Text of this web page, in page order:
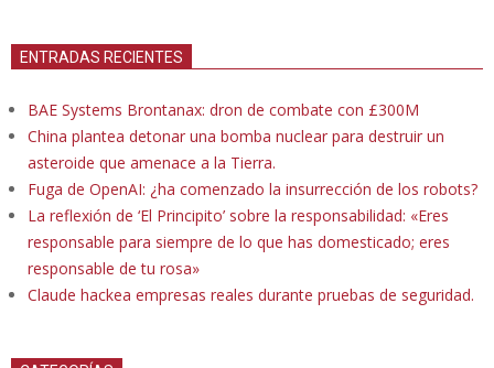
ENTRADAS RECIENTES
BAE Systems Brontanax: dron de combate con £300M
China plantea detonar una bomba nuclear para destruir un
asteroide que amenace a la Tierra.
Fuga de OpenAI: ¿ha comenzado la insurrección de los robots?
La reflexión de ‘El Principito’ sobre la responsabilidad: «Eres
responsable para siempre de lo que has domesticado; eres
responsable de tu rosa»
Claude hackea empresas reales durante pruebas de seguridad.